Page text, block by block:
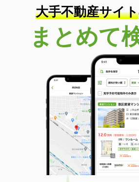
大手不動産サイト
まとめて